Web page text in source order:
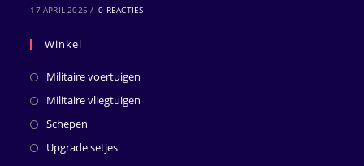
17 APRIL 2025 / 0 REACTIES
Winkel
Militaire voertuigen
Militaire vliegtuigen
Schepen
Upgrade setjes